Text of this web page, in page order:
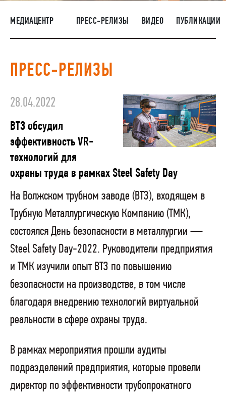
НАШИ ЛЮДИ
ОКРУЖАЮЩАЯ СРЕДА
ЗАКУПКИ
МЕДИАЦЕНТР ПРЕСС-РЕЛИЗЫ ВИДЕО ПУБЛИКАЦИИ
ПРЕСС-РЕЛИЗЫ
28.04.2022
ВТЗ обсудил
эффективность VR-
технологий для
охраны труда в рамках Steel Safety Day
На Волжском трубном заводе (ВТЗ), входящем в
Трубную Металлургическую Компанию (ТМК),
состоялся День безопасности в металлургии —
Steel Safety Day-2022. Руководители предприятия
и ТМК изучили опыт ВТЗ по повышению
безопасности на производстве, в том числе
благодаря внедрению технологий виртуальной
реальности в сфере охраны труда.
В рамках мероприятия прошли аудиты
подразделений предприятия, которые провели
директор по эффективности трубопрокатного